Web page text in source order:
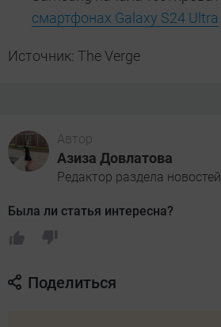
смартфонах Galaxy S24 Ultra
Источник: The Verge
Автор
Азиза Довлатова
Редактор раздела новостей
Была ли статья интересна?
Поделиться